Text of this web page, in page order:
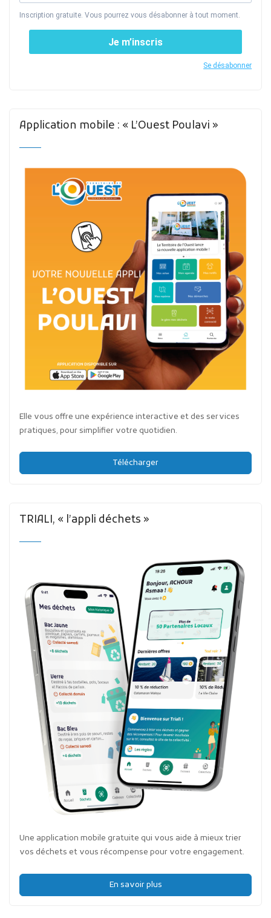
Inscription gratuite. Vous pourrez vous désabonner à tout moment.
Je m’inscris
Se désabonner
Application mobile : « L’Ouest Poulavi »
Elle vous offre une expérience interactive et des services
pratiques, pour simplifier votre quotidien.
Télécharger
TRIALI, « l’appli déchets »
Une application mobile gratuite qui vous aide à mieux trier
vos déchets et vous récompense pour votre engagement.
En savoir plus